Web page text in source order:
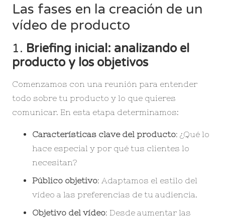
Las fases en la creación de un
vídeo de producto
1. Briefing inicial: analizando el
producto y los objetivos
Comenzamos con una reunión para entender
todo sobre tu producto y lo que quieres
comunicar. En esta etapa determinamos:
Características clave del producto: ¿Qué lo
hace especial y por qué tus clientes lo
necesitan?
Público objetivo: Adaptamos el estilo del
vídeo a las preferencias de tu audiencia.
Objetivo del vídeo: Desde aumentar las